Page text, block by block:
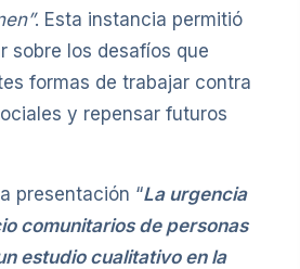
. Esta instancia permitió
sobre los desafíos que
formas de trabajar contra
y repensar futuros
presentación “La urgencia
comunitarios de personas
estudio cualitativo en la